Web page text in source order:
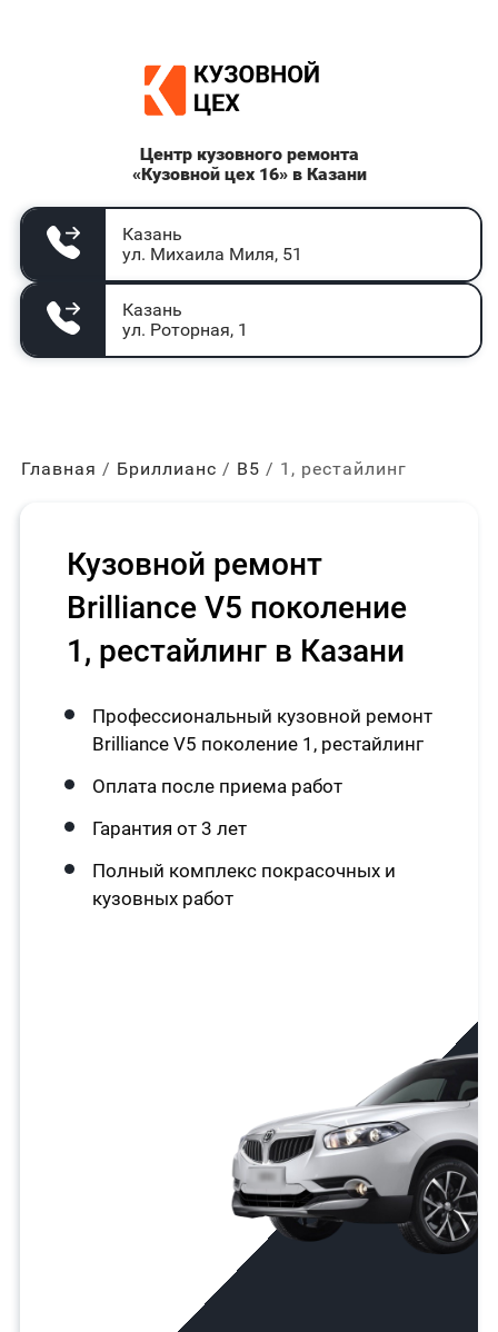
Центр кузовного ремонта
«Кузовной цех 16» в Казани
Казань
ул. Михаила Миля, 51
Казань
ул. Роторная, 1
Главная Бриллианс В5 1, рестайлинг
Кузовной ремонт
Brilliance V5 поколение
1, рестайлинг в Казани
Профессиональный кузовной ремонт
Brilliance V5 поколение 1, рестайлинг
Оплата после приема работ
Гарантия от 3 лет
Полный комплекс покрасочных и
кузовных работ